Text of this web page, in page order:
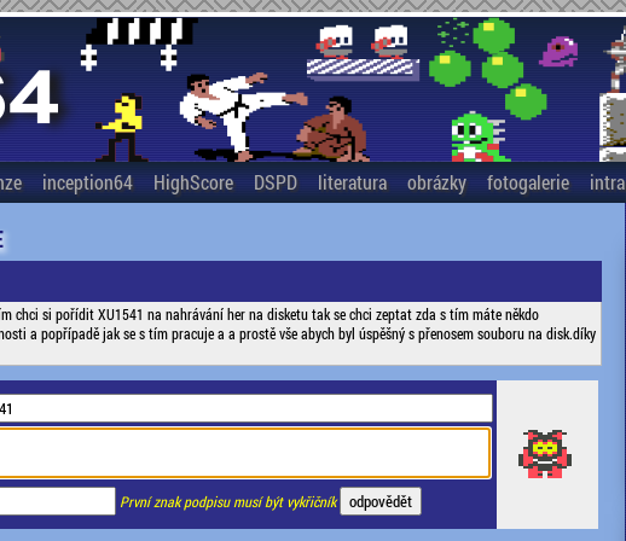
inception64 HighScore DSPD literatura obrázky fotogalerie intra
chci si pořídit XU1541 na nahrávání her na disketu tak se chci zeptat zda s tím máte někdo
a popřípadě jak se s tím pracuje a a prostě vše abych byl úspěšný s přenosem souboru na disk.díky
První znak podpisu musí být vykřičník